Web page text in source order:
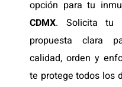
opción para tu
CDMX. Solicita tu
propuesta clara
calidad, orden y
te protege todos los